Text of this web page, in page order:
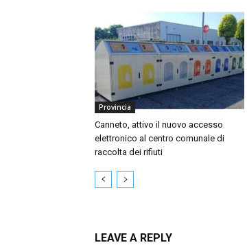
Provincia
Canneto, attivo il nuovo accesso
elettronico al centro comunale di
raccolta dei rifiuti
LEAVE A REPLY